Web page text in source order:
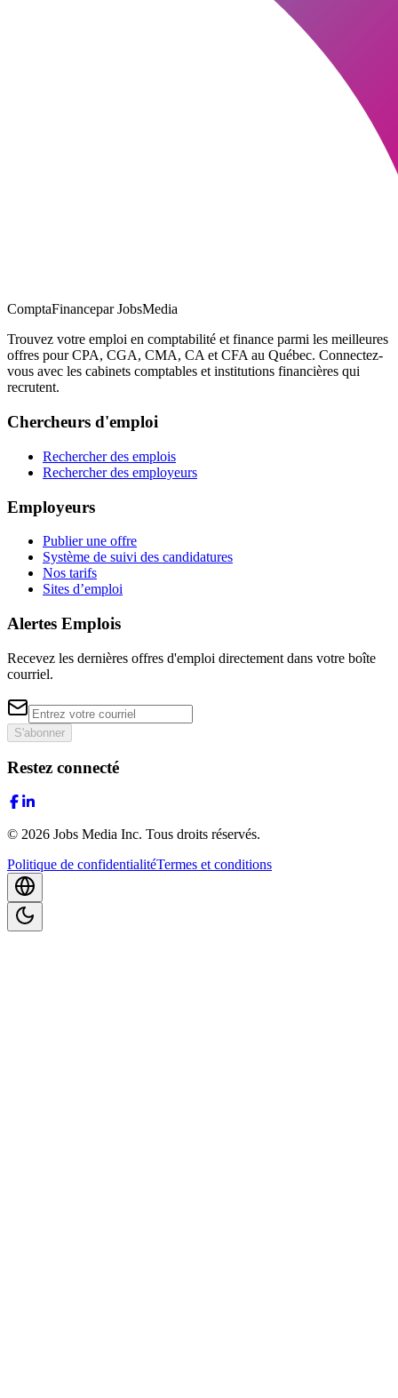
ComptaFinancepar JobsMedia
Trouvez votre emploi en comptabilité et finance parmi les meilleures
offres pour CPA, CGA, CMA, CA et CFA au Québec. Connectez-
vous avec les cabinets comptables et institutions financières qui
recrutent.
Chercheurs d'emploi
Rechercher des emplois
Rechercher des employeurs
Employeurs
Publier une offre
Système de suivi des candidatures
Nos tarifs
Sites d’emploi
Alertes Emplois
Recevez les dernières offres d'emploi directement dans votre boîte
courriel.
S'abonner
Restez connecté
© 2026 Jobs Media Inc. Tous droits réservés.
Politique de confidentialitéTermes et conditions